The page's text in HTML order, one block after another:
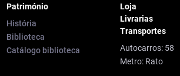
Património
História
Biblioteca
Catálogo biblioteca
Loja
Livrarias
Transportes
Autocarros: 58
Metro: Rato